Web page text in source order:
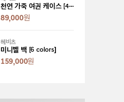
천연 가죽 여권 케이스 [4 colors]
89,000원
헤비츠
미니벨 백 [6 colors]
159,000원